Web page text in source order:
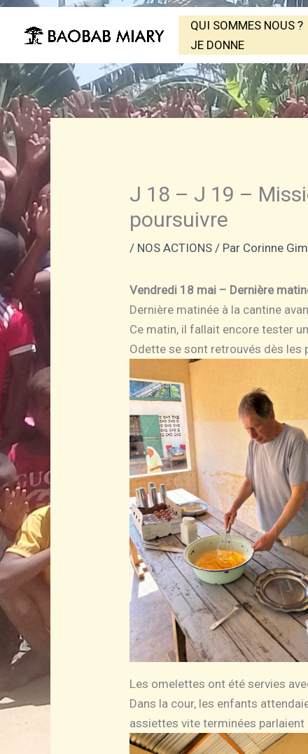
QUI SOMMES NOUS ?
JE DONNE
J 18 – J 19 –
poursuivre
/ NOS ACTIONS / Par Corinne
Vendredi 18 mai – Dernière
Dernière matinée à la cantine
Ce matin, il fallait encore tester
Odette se sont retrouvés dès les
Les omelettes ont été servies
Dans la cour, les enfants
assiettes vite terminées parlaient